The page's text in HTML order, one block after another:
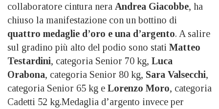
collaboratore cintura nera Andrea Giacobbe, ha
chiuso la manifestazione con un bottino di
quattro medaglie d’oro e una d’argento. A salire
sul gradino più alto del podio sono stati Matteo
Testardini, categoria Senior 70 kg, Luca
Orabona, categoria Senior 80 kg, Sara Valsecchi,
categoria Senior 65 kg e Lorenzo Moro, categoria
Cadetti 52 kg.Medaglia d’argento invece per